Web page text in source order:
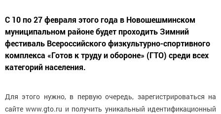
С 10 по 27 февраля этого года в Новошешминском
муниципальном районе будет проходить Зимний
фестиваль Всероссийского физкультурно-спортивного
комплекса «Готов к труду и обороне» (ГТО) среди всех
категорий населения.
Для этого нужно, в первую очередь, зарегистрироваться на
сайте www.gto.ru и получить уникальный идентификационный